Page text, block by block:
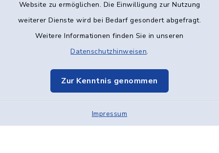
Website zu ermöglichen. Die Einwilligung zur Nutzung
weiterer Dienste wird bei Bedarf gesondert abgefragt.
Weitere Informationen finden Sie in unseren
Datenschutzhinweisen.
Zur Kenntnis genommen
Impressum
Datenschutz
Elektronische Kommunikation
Sitemap